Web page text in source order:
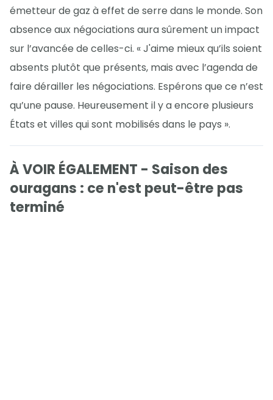
émetteur de gaz à effet de serre dans le monde. Son
absence aux négociations aura sûrement un impact
sur l’avancée de celles-ci. « J'aime mieux qu’ils soient
absents plutôt que présents, mais avec l’agenda de
faire dérailler les négociations. Espérons que ce n’est
qu’une pause. Heureusement il y a encore plusieurs
États et villes qui sont mobilisés dans le pays ».
À VOIR ÉGALEMENT - Saison des
ouragans : ce n'est peut-être pas
terminé